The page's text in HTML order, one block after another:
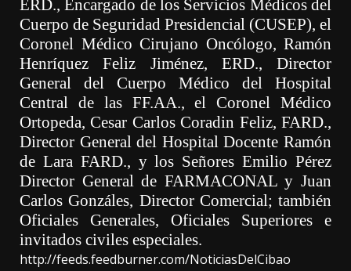
ERD., Encargado de los Servicios Médicos del
Cuerpo de Seguridad Presidencial (CUSEP), el
Coronel Médico Cirujano Oncólogo, Ramón
Henríquez Feliz Jiménez, ERD., Director
General del Cuerpo Médico del Hospital
Central de las FF.AA., el Coronel Médico
Ortopeda, Cesar CarlosCoradin Feliz, FARD.,
Director General del Hospital Docente Ramón
de Lara FARD., y los Señores Emilio Pérez
Director General de FARMACONAL y Juan
Carlos Gonzáles, Director Comercial; también
Oficiales Generales, Oficiales Superiores e
invitados civiles especiales.
http://feeds.feedburner.com/NoticiasDelCibao